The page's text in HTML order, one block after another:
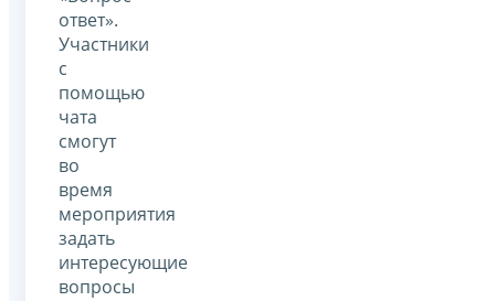
ответ».
Участники
с
помощью
чата
смогут
во
время
мероприятия
задать
интересующие
вопросы